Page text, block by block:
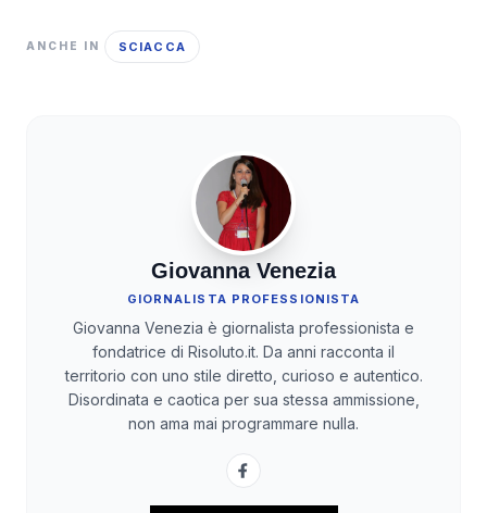
ANCHE IN SCIACCA
Giovanna Venezia
GIORNALISTA PROFESSIONISTA
Giovanna Venezia è giornalista professionista e
fondatrice di Risoluto.it. Da anni racconta il
territorio con uno stile diretto, curioso e autentico.
Disordinata e caotica per sua stessa ammissione,
non ama mai programmare nulla.